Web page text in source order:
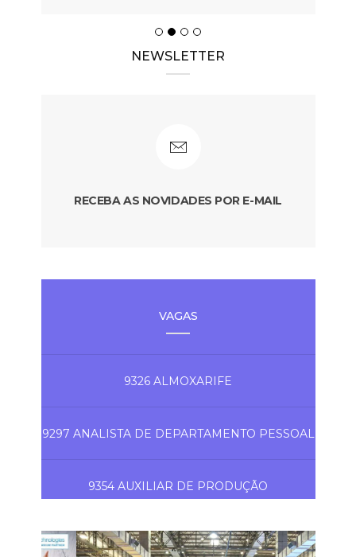
NEWSLETTER
RECEBA AS NOVIDADES POR E-MAIL
VAGAS
9326 ALMOXARIFE
9297 ANALISTA DE DEPARTAMENTO PESSOAL
9354 AUXILIAR DE PRODUÇÃO